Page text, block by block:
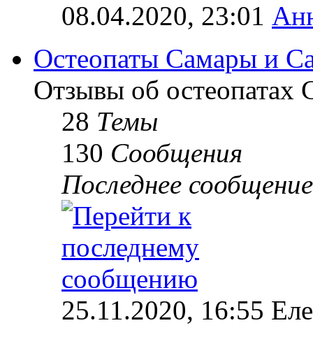
08.04.2020, 23:01
Остеопаты Самары и
Отзывы об остеопатах
28 Темы
130 Сообщения
Последнее сообщение
25.11.2020, 16:55